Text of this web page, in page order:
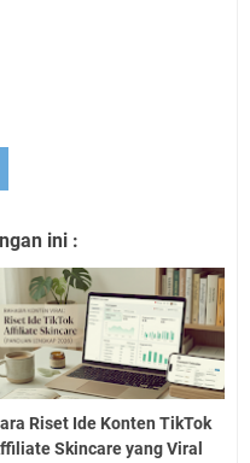
ini :
Riset Ide Konten TikTok
Skincare yang Viral